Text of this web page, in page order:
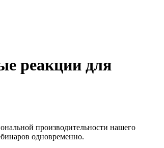
реакции для
производительности нашего
одновременно.